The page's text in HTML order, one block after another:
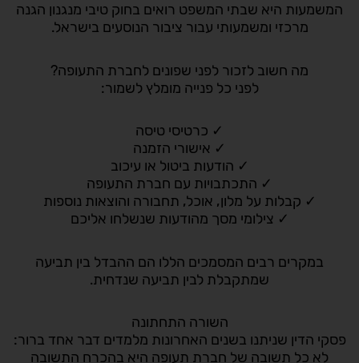
המשמעות היא שבתי המשפט רואים בחוק טיבי מנגנון הגנה
מרכזי ומשמעותי עבור ציבור הנוסעים בישראל.
מה חשוב לזכור לפני שפונים לחברת התעופה?
לפני כל פנייה מומלץ לשמור:
✓ כרטיסי טיסה
✓ אישורי הזמנה
✓ הודעות ביטול או עיכוב
✓ התכתבויות עם חברת התעופה
✓ קבלות על מלון, אוכל, תחבורה והוצאות נוספות
✓ צילומי מסך מהודעות שנשלחו אליכם
במקרים רבים המסמכים הללו הם ההבדל בין תביעה
שמתקבלת לבין תביעה שנדחית.
השורה התחתונה
פסקי הדין שניתנו בשנים האחרונות מלמדים דבר אחד ברור:
לא כל תשובה של חברת תעופה היא בהכרח התשובה